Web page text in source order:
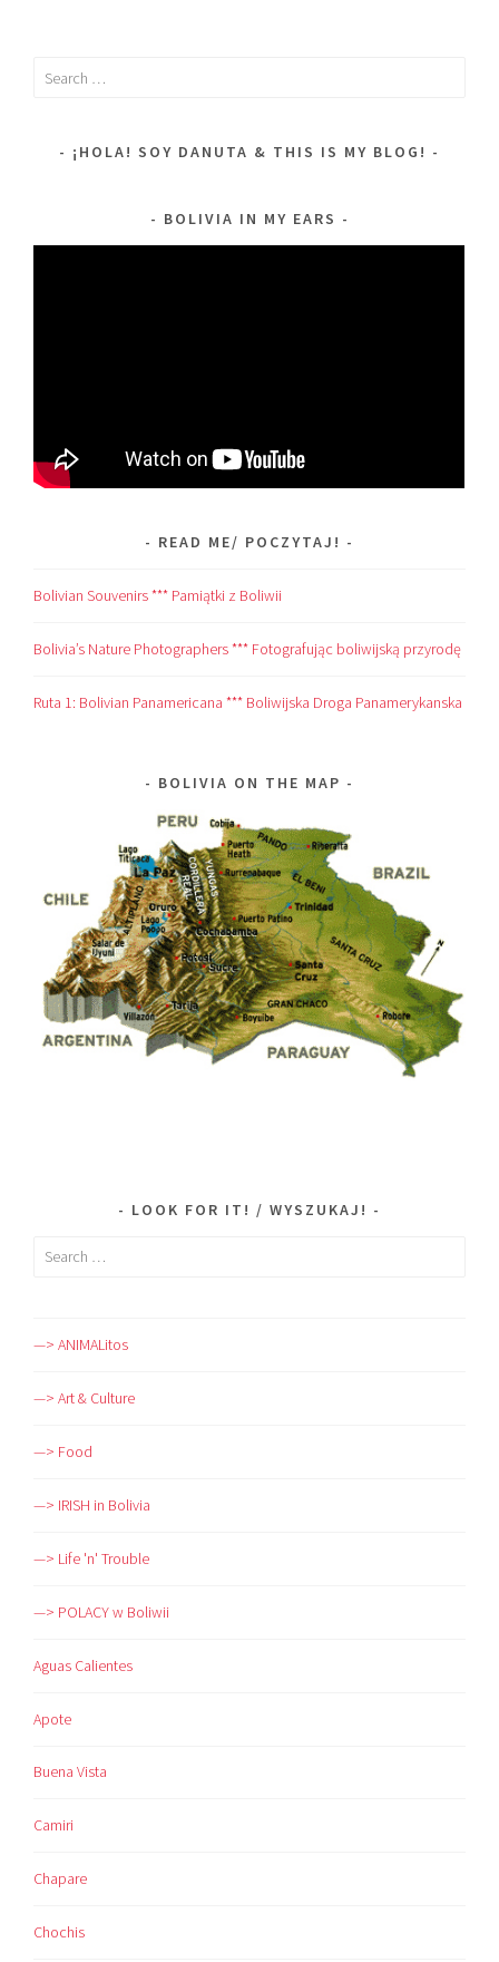
Search
¡HOLA! SOY DANUTA & THIS IS MY BLOG!
BOLIVIA IN MY EARS
READ ME/ POCZYTAJ!
Bolivian Souvenirs *** Pamiątki z Boliwii
Bolivia’s Nature Photographers *** Fotografując boliwijską przyrodę
Ruta 1: Bolivian Panamericana *** Boliwijska Droga Panamerykanska
BOLIVIA ON THE MAP
LOOK FOR IT! / WYSZUKAJ!
Search
—> ANIMALitos
—> Art & Culture
—> Food
—> IRISH in Bolivia
—> Life 'n' Trouble
—> POLACY w Boliwii
Aguas Calientes
Apote
Buena Vista
Camiri
Chapare
Chochis